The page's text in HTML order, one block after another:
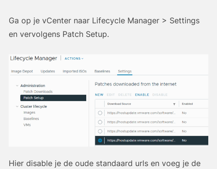
Ga op je vCenter naar Lifecycle Manager > Settings
en vervolgens Patch Setup.
Hier disable je de oude standaard urls en voeg je de